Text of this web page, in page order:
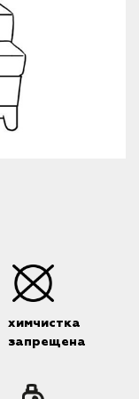
химчистка
запрещена